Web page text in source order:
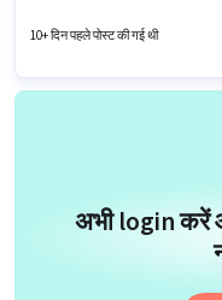
10+ दिन पहले पोस्ट की गई थी
अभी login करें